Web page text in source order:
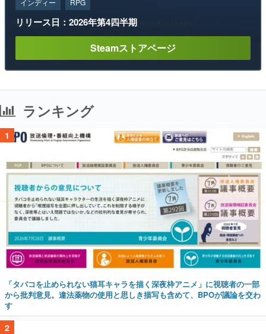
インディー RPG
リリース日：2026年第4四半期
Steamストアページ
ランキング
1
「タバコを止められない猫耳キャラを描く深夜枠アニメ」に視聴者の一部
から批判意見。違法薬物の使用と思しき描写も含めて、BPOが議論を交わ
す
2